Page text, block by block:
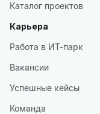
Каталог проектов
Карьера
Работа в ИТ-парк
Вакансии
Успешные кейсы
Команда